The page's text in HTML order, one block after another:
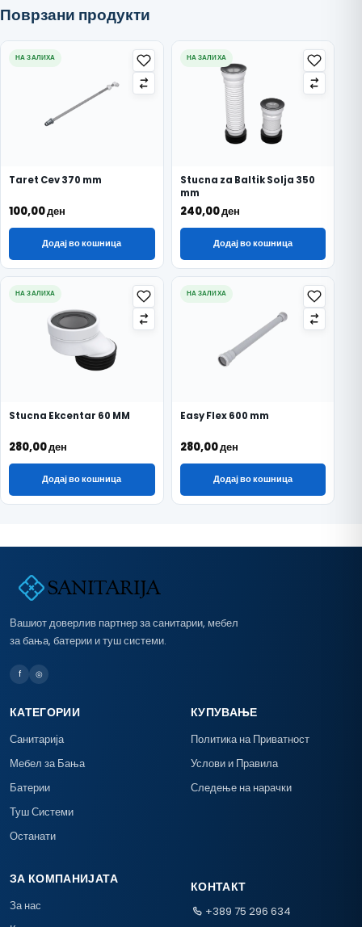
Поврзани продукти
НА ЗАЛИХА
Taret Cev 370 mm
100,00ден
Додај во кошница
НА ЗАЛИХА
Stucna za Baltik Solja 350
mm
240,00ден
Додај во кошница
НА ЗАЛИХА
Stucna Ekcentar 60 MM
280,00ден
Додај во кошница
НА ЗАЛИХА
Easy Flex 600 mm
280,00ден
Додај во кошница
Вашиот доверлив партнер за санитарии, мебел
за бања, батерии и туш системи.
f ◎
КАТЕГОРИИ
Санитарија
Мебел за Бања
Батерии
Туш Системи
Останати
КУПУВАЊЕ
Политика на Приватност
Услови и Правила
Следење на нарачки
ЗА КОМПАНИЈАТА
За нас
КОНТАКТ
+389 75 296 634